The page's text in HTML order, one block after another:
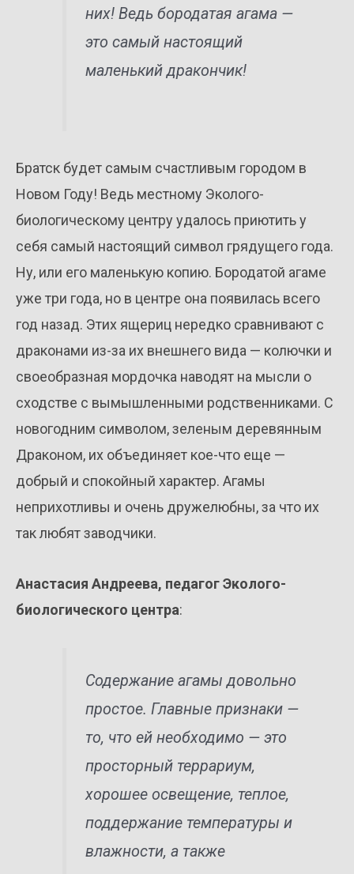
них! Ведь бородатая агама —
это самый настоящий
маленький дракончик!
Братск будет самым счастливым городом в
Новом Году! Ведь местному Эколого-
биологическому центру удалось приютить у
себя самый настоящий символ грядущего года.
Ну, или его маленькую копию. Бородатой агаме
уже три года, но в центре она появилась всего
год назад. Этих ящериц нередко сравнивают с
драконами из-за их внешнего вида — колючки и
своеобразная мордочка наводят на мысли о
сходстве с вымышленными родственниками. С
новогодним символом, зеленым деревянным
Драконом, их объединяет кое-что еще —
добрый и спокойный характер. Агамы
неприхотливы и очень дружелюбны, за что их
так любят заводчики.
Анастасия Андреева, педагог Эколого-
биологического центра:
Содержание агамы довольно
простое. Главные признаки —
то, что ей необходимо — это
просторный террариум,
хорошее освещение, теплое,
поддержание температуры и
влажности, а также